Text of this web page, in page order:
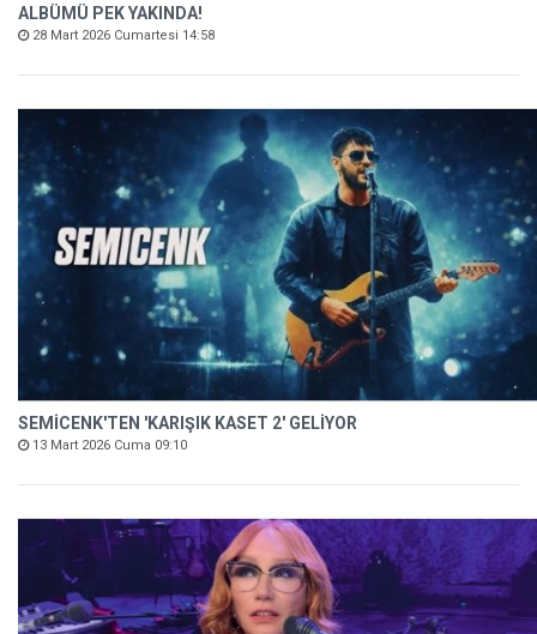
ALBÜMÜ PEK YAKINDA!
28 Mart 2026 Cumartesi 14:58
SEMİCENK'TEN 'KARIŞIK KASET 2' GELİYOR
13 Mart 2026 Cuma 09:10